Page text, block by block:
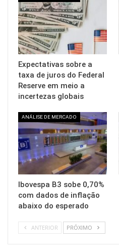
Expectativas sobre a
taxa de juros do Federal
Reserve em meio a
incertezas globais
ANÁLISE DE MERCADO
Ibovespa B3 sobe 0,70%
com dados de inflação
abaixo do esperado
ANTERIOR PRÓXIMO